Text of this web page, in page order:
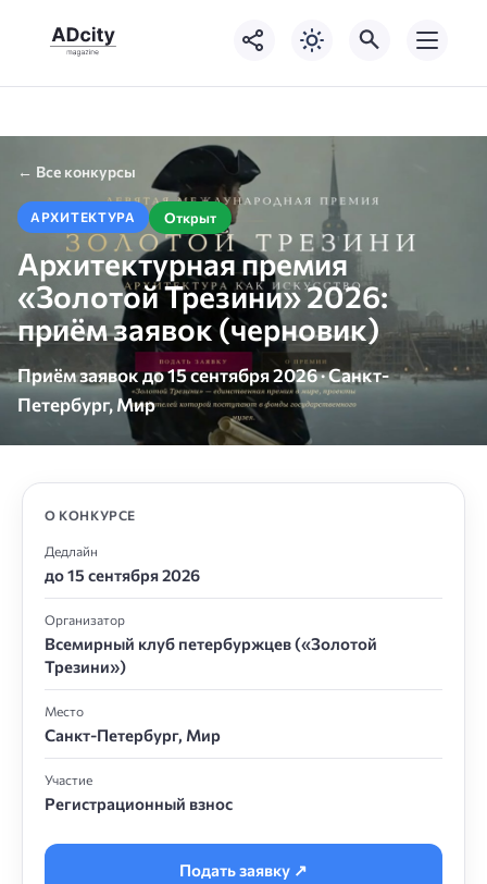
← Все конкурсы
АРХИТЕКТУРА Открыт
Архитектурная премия
«Золотой Трезини» 2026:
приём заявок (черновик)
Приём заявок до 15 сентября 2026 · Санкт-
Петербург, Мир
О КОНКУРСЕ
Дедлайн
до 15 сентября 2026
Организатор
Всемирный клуб петербуржцев («Золотой
Трезини»)
Место
Санкт-Петербург, Мир
Участие
Регистрационный взнос
Подать заявку ↗